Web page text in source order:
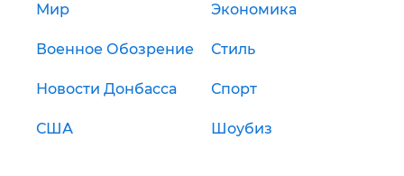
Мир Экономика
Военное Обозрение Стиль
Новости Донбасса Спорт
США Шоубиз